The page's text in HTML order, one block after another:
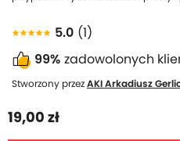
5.0 (1)
99% zadowolonych
Stworzony przezAKI Arkadiusz
19,00 zł